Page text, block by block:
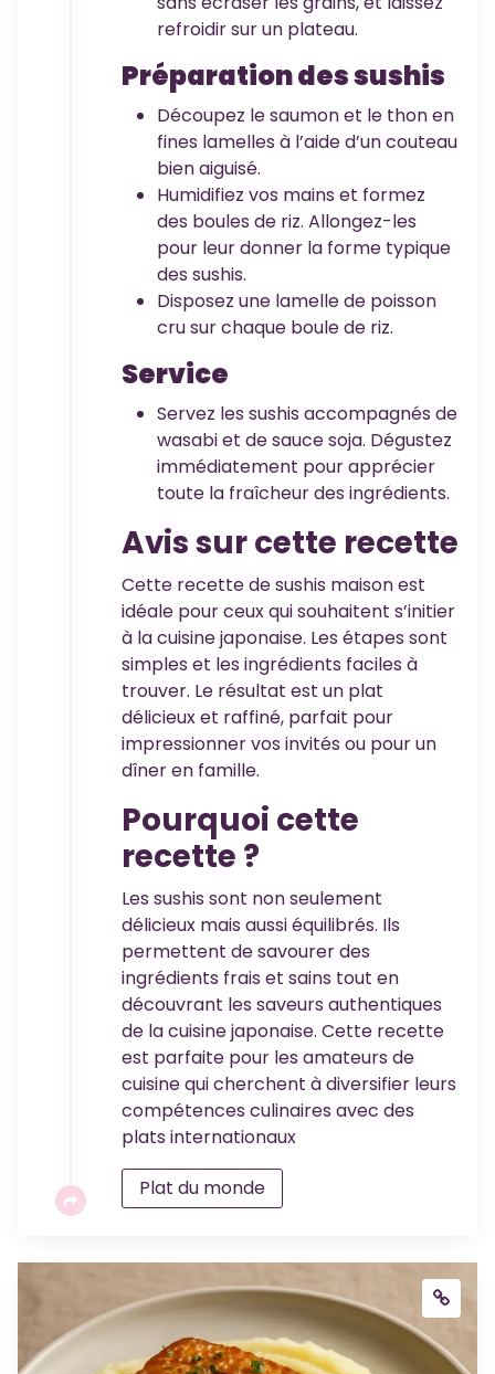
refroidir sur un plateau.
Préparation des sushis
Découpez le saumon et le thon en
fines lamelles à l’aide d’un couteau
bien aiguisé.
Humidifiez vos mains et formez
des boules de riz. Allongez-les
pour leur donner la forme typique
des sushis.
Disposez une lamelle de poisson
cru sur chaque boule de riz.
Service
Servez les sushis accompagnés de
wasabi et de sauce soja. Dégustez
immédiatement pour apprécier
toute la fraîcheur des ingrédients.
Avis sur cette recette
Cette recette de sushis maison est
idéale pour ceux qui souhaitent s’initier
à la cuisine japonaise. Les étapes sont
simples et les ingrédients faciles à
trouver. Le résultat est un plat
délicieux et raffiné, parfait pour
impressionner vos invités ou pour un
dîner en famille.
Pourquoi cette
recette ?
Les sushis sont non seulement
délicieux mais aussi équilibrés. Ils
permettent de savourer des
ingrédients frais et sains tout en
découvrant les saveurs authentiques
de la cuisine japonaise. Cette recette
est parfaite pour les amateurs de
cuisine qui cherchent à diversifier leurs
compétences culinaires avec des
plats internationaux
Plat du monde